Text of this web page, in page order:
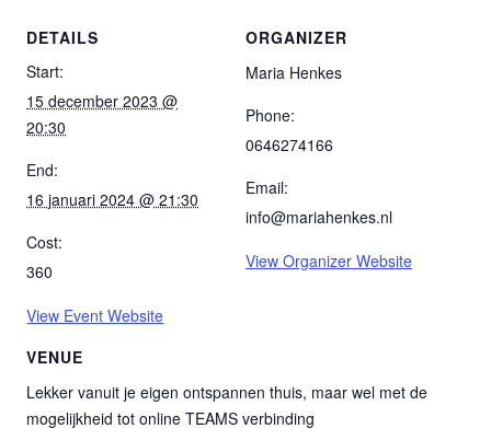
DETAILS
Start:
15 december 2023 @
20:30
End:
16 januari 2024 @ 21:30
Cost:
360
View Event Website
VENUE
Lekker vanuit je eigen ontspannen thuis, maar wel met de
mogelijkheid tot online TEAMS verbinding
ORGANIZER
Maria Henkes
Phone:
0646274166
Email:
info@mariahenkes.nl
View Organizer Website